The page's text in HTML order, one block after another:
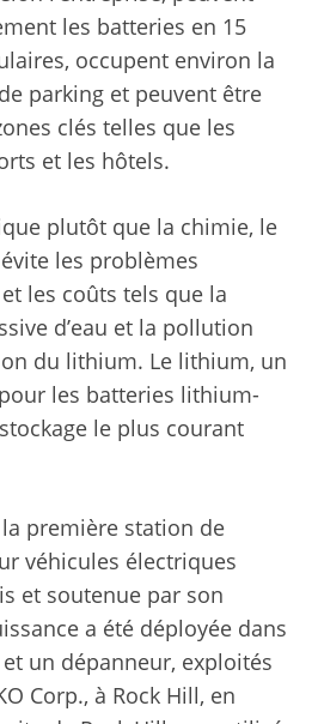
les batteries en 15
occupent environ la
parking et peuvent être
clés telles que les
et les hôtels.
plutôt que la chimie, le
les problèmes
les coûts tels que la
d’eau et la pollution
du lithium. Le lithium, un
les batteries lithium-
le plus courant
première station de
véhicules électriques
et soutenue par son
a été déployée dans
un dépanneur, exploités
Corp., à Rock Hill, en